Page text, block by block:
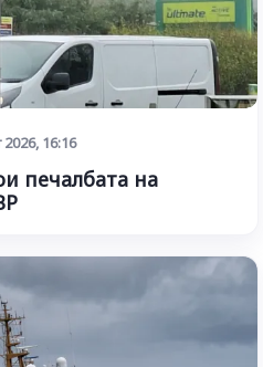
2026, 16:16
печалбата на